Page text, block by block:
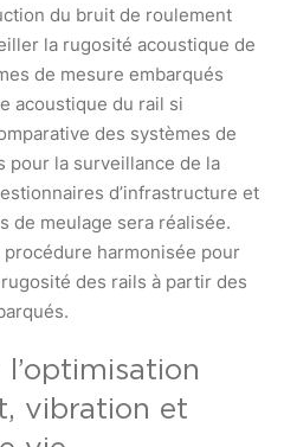
du bruit de roulement
la rugosité acoustique de
de mesure embarqués
acoustique du rail si
des systèmes de
pour la surveillance de la
d’infrastructure et
de meulage sera réalisée.
procédure harmonisée pour
des rails à partir des
vibration et